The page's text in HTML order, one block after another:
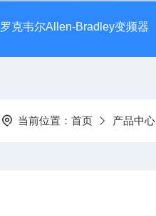
罗克韦尔Allen-Bradley变频器
当前位置： 首页 产品中心